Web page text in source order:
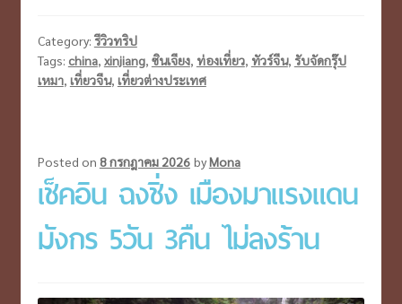
เหนือ
6วัน
ช่วง
หญ้า
เขียว
ดอกไม้
Category: รีวิวทริป
Tags: china, xinjiang, ซินเจียง, ท่องเที่ยว, ทัวร์จีน, รับจัดกรุ๊ป
เหมา, เที่ยวจีน, เที่ยวต่างประเทศ
Posted on 8 กรกฎาคม 2026 byMona
เช็คอิน ฉงชิ่ง เมืองมาแรงแดน
มังกร 5วัน 3คืน ไม่ลงร้าน